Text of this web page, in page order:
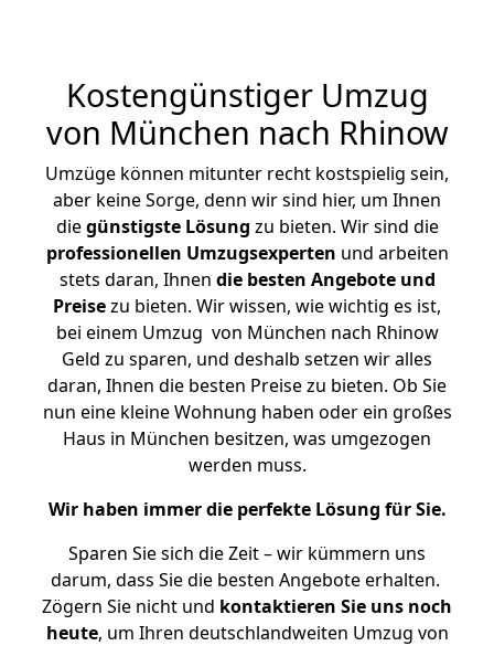
Kostengünstiger Umzug
von München nach Rhinow
Umzüge können mitunter recht kostspielig sein,
aber keine Sorge, denn wir sind hier, um Ihnen
diegünstigste Lösung zu bieten. Wir sind die
professionellen Umzugsexperten und arbeiten
stets daran, Ihnen die besten Angebote und
Preisezu bieten. Wir wissen, wie wichtig es ist,
bei einem Umzug von München nach Rhinow
Geld zu sparen, und deshalb setzen wir alles
daran, Ihnen die besten Preise zu bieten. Ob Sie
nun eine kleine Wohnung haben oder ein großes
Haus in München besitzen, was umgezogen
werden muss.
Wir haben immer die perfekte Lösung für Sie.
Sparen Sie sich die Zeit – wir kümmern uns
darum, dass Sie die besten Angebote erhalten.
Zögern Sie nicht und kontaktieren Sie uns noch
heute, um Ihren deutschlandweiten Umzug von